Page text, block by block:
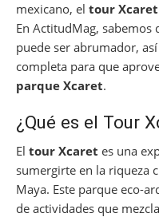
mexicano, el tour Xcaret
En ActitudMag, sabemos
puede ser abrumador,
completa para que
parque Xcaret.
¿Qué es el Tour
El tour Xcaret es una
sumergirte en la riqueza
Maya. Este parque eco-
de actividades que